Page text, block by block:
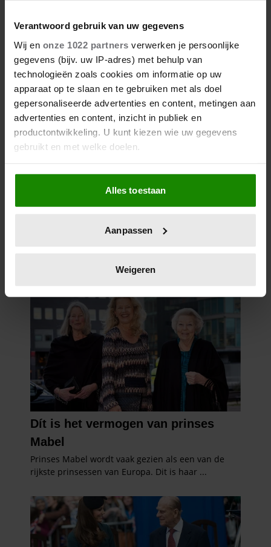
Verantwoord gebruik van uw gegevens
Wij en onze 1022 partners verwerken je persoonlijke
gegevens (bijv. uw IP-adres) met behulp van
technologieën zoals cookies om informatie op uw
apparaat op te slaan en te gebruiken met als doel
gepersonaliseerde advertenties en content, metingen aan
advertenties en content, inzicht in publiek en
productontwikkeling. U kunt kiezen wie uw gegevens
gebruikt en met welke doelen.
Als u het toestaat, willen we ook graag:
Informatie verzamelen over uw geografische
locatie, die tot een paar meter nauwkeurig kan zijn
scannen op specifieke eigenschappen (fingerprinting)
verwerkt en stel uw voorkeuren in het
intrekken in de Cookieverklaring.
We gebruiken cookies om content en advertenties te
personaliseren, om functies voor social media te bieden
en om ons websiteverkeer te analyseren. Ook delen we
informatie over uw gebruik van onze site met onze
partners voor social media, adverteren en analyse. Deze
partners kunnen deze gegevens combineren met andere
informatie die u aan ze heeft verstrekt of die ze hebben
verzameld op basis van uw gebruik van hun services. U
gaat akkoord met onze cookies als u onze website blijft
gebruiken.
Alles toestaan
Aanpassen
Weigeren